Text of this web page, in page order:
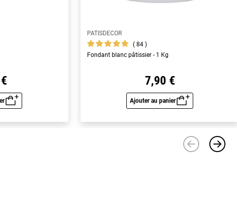
rapide
PATISDECOR
84
Fondant blanc pâtissier - 1 Kg
7,90 €
Ajouter au panier
Aperçu rapide